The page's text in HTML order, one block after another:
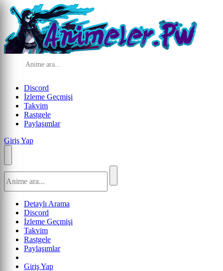
Discord
İzleme Geçmişi
Takvim
Rastgele
Paylaşımlar
Giriş Yap
Detaylı Arama
Discord
İzleme Geçmişi
Takvim
Rastgele
Paylaşımlar
Giriş Yap